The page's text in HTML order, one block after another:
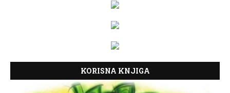
KORISNA KNJIGA